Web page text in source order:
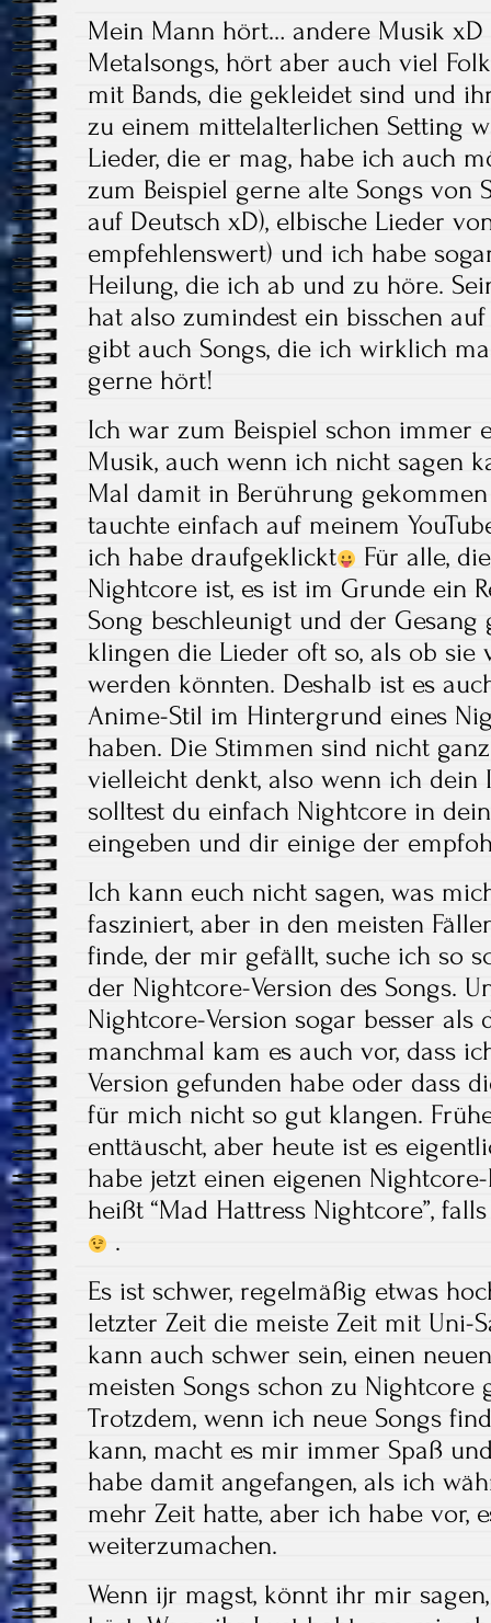
Mein Mann hört… andere Musik xD
Metalsongs, hört aber auch viel
mit Bands, die gekleidet sind und
zu einem mittelalterlichen Setting
Lieder, die er mag, habe ich auch
zum Beispiel gerne alte Songs von
auf Deutsch xD), elbische Lieder
empfehlenswert) und ich habe
Heilung, die ich ab und zu höre.
hat also zumindest ein bisschen
gibt auch Songs, die ich wirklich
gerne hört!
Ich war zum Beispiel schon immer
Musik, auch wenn ich nicht sagen
Mal damit in Berührung gekommen
tauchte einfach auf meinem
ich habe draufgeklickt
Für alle,
Nightcore ist, es ist im Grunde ein
Song beschleunigt und der
klingen die Lieder oft so, als ob sie
werden könnten. Deshalb ist es
Anime-Stil im Hintergrund eines
haben. Die Stimmen sind nicht
vielleicht denkt, also wenn ich dein
solltest du einfach Nightcore in
eingeben und dir einige der
Ich kann euch nicht sagen, was
fasziniert, aber in den meisten
finde, der mir gefällt, suche ich so
der Nightcore-Version des Songs.
Nightcore-Version sogar besser als
manchmal kam es auch vor, dass
Version gefunden habe oder dass
für mich nicht so gut klangen.
enttäuscht, aber heute ist es
habe jetzt einen eigenen Nightcore-
heißt “Mad Hattress Nightcore”,
.
Es ist schwer, regelmäßig etwas
letzter Zeit die meiste Zeit mit Uni-
kann auch schwer sein, einen
meisten Songs schon zu Nightcore
Trotzdem, wenn ich neue Songs
kann, macht es mir immer Spaß
habe damit angefangen, als ich
mehr Zeit hatte, aber ich habe vor,
weiterzumachen.
Wenn ijr magst, könnt ihr mir